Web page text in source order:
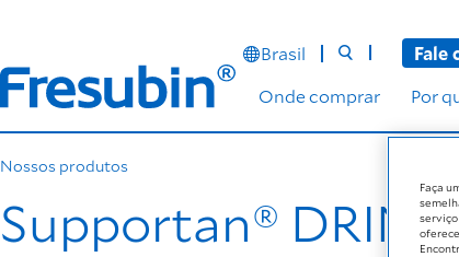
Brasil
Fale
Onde comprar
Por
Nossos produtos
Supportan® DRINK
Faça